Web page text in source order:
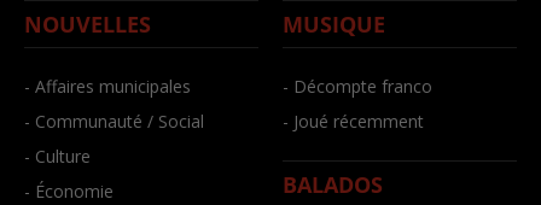
NOUVELLES
- Affaires municipales
- Communauté / Social
- Culture
- Économie
MUSIQUE
- Décompte franco
- Joué récemment
BALADOS